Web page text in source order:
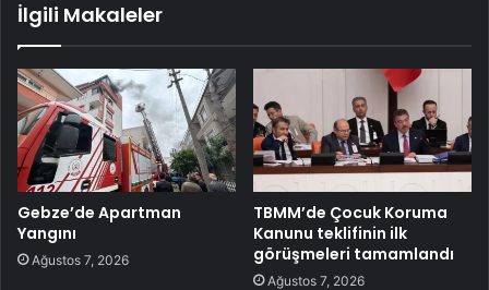
İlgili Makaleler
Gebze’de Apartman
Yangını
Ağustos 7, 2026
TBMM’de Çocuk Koruma
Kanunu teklifinin ilk
görüşmeleri tamamlandı
Ağustos 7, 2026